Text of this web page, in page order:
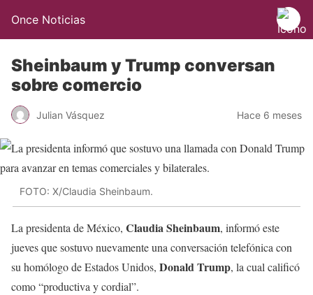
Once Noticias
Sheinbaum y Trump conversan
sobre comercio
Julian Vásquez Hace 6 meses
FOTO: X/Claudia Sheinbaum.
La presidenta de México, Claudia Sheinbaum, informó este
jueves que sostuvo nuevamente una conversación telefónica con
su homólogo de Estados Unidos, Donald Trump, la cual calificó
como “productiva y cordial”.